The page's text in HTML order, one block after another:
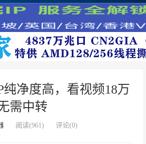
净度高，看视频18万
需中转
阅读(961) 评论(0)